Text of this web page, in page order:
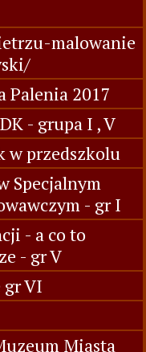
malowanie
Palenia 2017
- grupa I , V
w przedszkolu
Specjalnym
- gr I
- a co to
- gr V
gr VI
Miasta